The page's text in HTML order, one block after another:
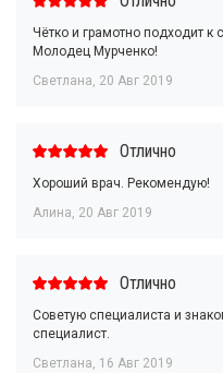
Чётко и грамотно подходит к
Молодец Мурченко!
Светлана, 20 Авг 2019
Отлично
Хороший врач. Рекомендую!
Алина, 20 Авг 2019
Отлично
Советую специалиста и
специалист.
Светлана, 16 Авг 2019